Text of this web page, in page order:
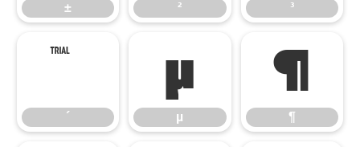
± ² ³
´
´
µ
µ
¶
¶